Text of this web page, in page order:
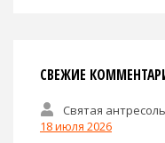
СВЕЖИЕ
Святая антресоль
18 июля 2026